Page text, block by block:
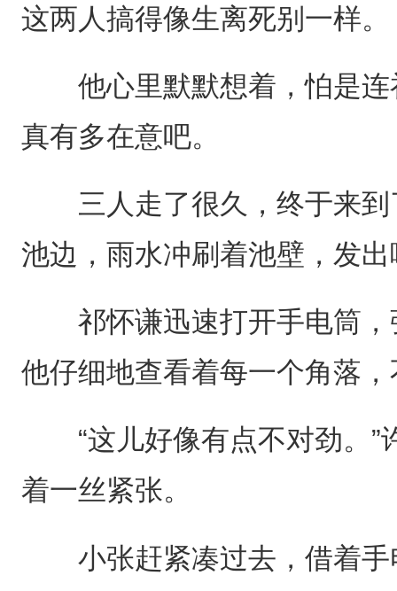
这两人搞得像生离死别一样。
他心里默默想着，怕是连
真有多在意吧。
三人走了很久，终于来到
池边，雨水冲刷着池壁，发
祁怀谦迅速打开手电筒，
他仔细地查看着每一个角落
“这儿好像有点不对劲。”
着一丝紧张。
小张赶紧凑过去，借着手